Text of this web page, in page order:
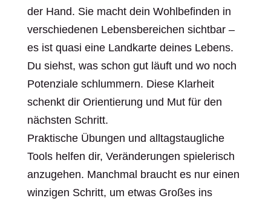
der Hand. Sie macht dein Wohlbefinden in
verschiedenen Lebensbereichen sichtbar –
es ist quasi eine Landkarte deines Lebens.
Du siehst, was schon gut läuft und wo noch
Potenziale schlummern. Diese Klarheit
schenkt dir Orientierung und Mut für den
nächsten Schritt.
Praktische Übungen und alltagstaugliche
Tools helfen dir, Veränderungen spielerisch
anzugehen. Manchmal braucht es nur einen
winzigen Schritt, um etwas Großes ins